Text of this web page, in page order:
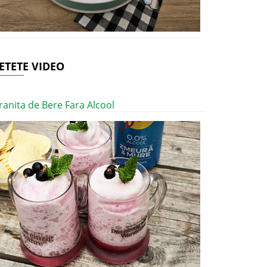
VIDEO
de Bere Fara Alcool